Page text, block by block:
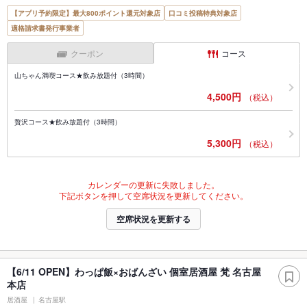
【アプリ予約限定】最大800ポイント還元対象店
口コミ投稿特典対象店
適格請求書発行事業者
クーポン コース
山ちゃん満喫コース★飲み放題付（3時間）
4,500円 （税込）
贅沢コース★飲み放題付（3時間）
5,300円 （税込）
カレンダーの更新に失敗しました。
下記ボタンを押して空席状況を更新してください。
空席状況を更新する
【6/11 OPEN】わっぱ飯×おばんざい 個室居酒屋 梵 名古屋
本店
居酒屋 名古屋駅